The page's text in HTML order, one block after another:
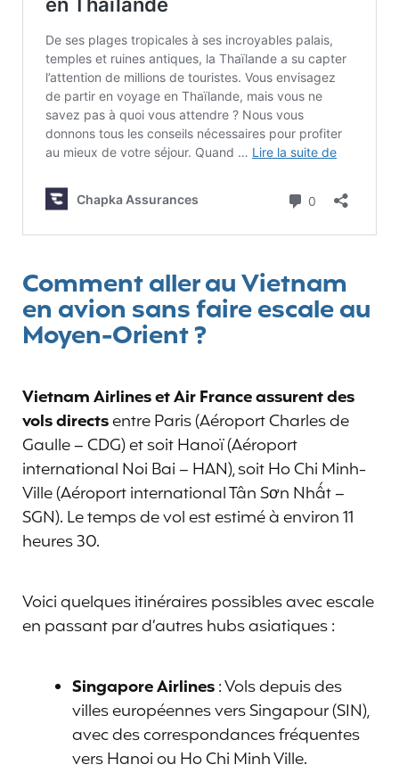
Comment aller au Vietnam
en avion sans faire escale au
Moyen-Orient ?
Vietnam Airlineset Air Franceassurent des
vols directsentre Paris (Aéroport Charles de
Gaulle – CDG) et soit Hanoï (Aéroport
international Noi Bai – HAN), soit Ho Chi Minh-
Ville (Aéroport international Tân Sơn Nhất –
SGN). Le temps de vol est estimé à environ 11
heures 30.
Voici quelques itinéraires possibles avec escale
en passant par d’autres hubs asiatiques :
Singapore Airlines: Vols depuis des
villes européennes vers Singapour (SIN),
avec des correspondances fréquentes
vers Hanoi ou Ho Chi Minh Ville.